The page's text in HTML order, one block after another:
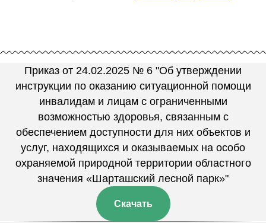
Приказ от 24.02.2025 № 6 "Об утверждении
инструкции по оказанию ситуационной помощи
инвалидам и лицам с ограниченными
возможностью здоровья, связанным с
обеспечением доступности для них объектов и
услуг, находящихся и оказываемых на особо
охраняемой природной территории областного
значения «Шарташский лесной парк»"
Скачать